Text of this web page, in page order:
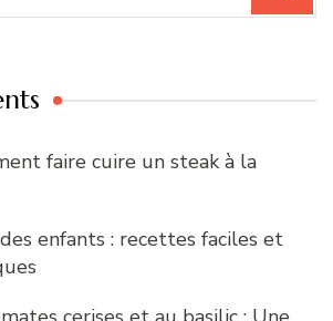
faire cuire un steak à la
enfants : recettes faciles et